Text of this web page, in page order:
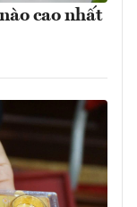
cao nhất